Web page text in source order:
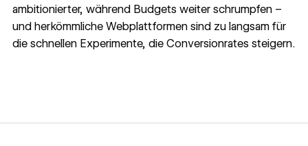
ambitionierter, während Budgets weiter schrumpfen –
und herkömmliche Webplattformen sind zu langsam für
die schnellen Experimente, die Conversionrates steigern.